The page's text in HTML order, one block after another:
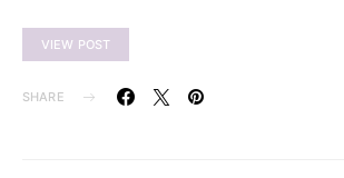
VIEW POST
SHARE